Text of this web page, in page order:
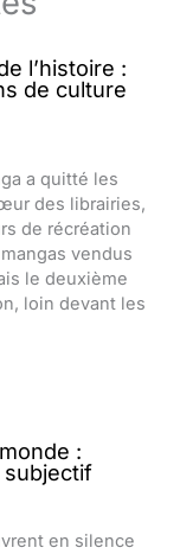
l’histoire :
de culture
a quitté les
des librairies,
de récréation
vendus
le deuxième
loin devant les
:
subjectif
en silence